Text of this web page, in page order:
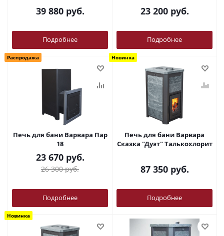
39 880руб.
Подробнее
23 200руб.
Подробнее
Распродажа
Печь для бани Варвара Пар
18
23 670руб.
26 300руб.
Подробнее
Новинка
Печь для бани Варвара
Сказка "Дуэт" Талькохлорит
87 350руб.
Подробнее
Новинка